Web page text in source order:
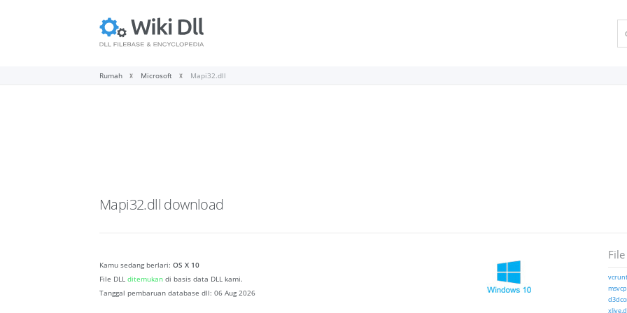
Rumah Microsoft Mapi32.dll
Mapi32.dll download
Kamu sedang berlari: OS X 10
File DLL ditemukan di basis data DLL kami.
Tanggal pembaruan database dll: 06 Aug 2026